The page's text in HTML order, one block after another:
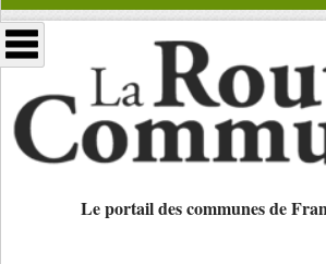
Le portail des communes de